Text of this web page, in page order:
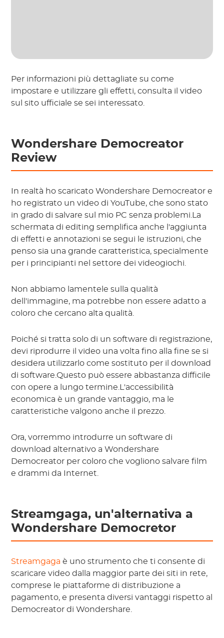
Per informazioni più dettagliate su come
impostare e utilizzare gli effetti, consulta il video
sul sito ufficiale se sei interessato.
Wondershare Democreator
Review
In realtà ho scaricato Wondershare Democreator e
ho registrato un video di YouTube, che sono stato
in grado di salvare sul mio PC senza problemi.La
schermata di editing semplifica anche l'aggiunta
di effetti e annotazioni se segui le istruzioni, che
penso sia una grande caratteristica, specialmente
per i principianti nel settore dei videogiochi.
Non abbiamo lamentele sulla qualità
dell'immagine, ma potrebbe non essere adatto a
coloro che cercano alta qualità.
Poiché si tratta solo di un software di registrazione,
devi riprodurre il video una volta fino alla fine se si
desidera utilizzarlo come sostituto per il download
di software.Questo può essere abbastanza difficile
con opere a lungo termine.L'accessibilità
economica è un grande vantaggio, ma le
caratteristiche valgono anche il prezzo.
Ora, vorremmo introdurre un software di
download alternativo a Wondershare
Democreator per coloro che vogliono salvare film
e drammi da Internet.
Streamgaga, un'alternativa a
Wondershare Democretor
Streamgagaè uno strumento che ti consente di
scaricare video dalla maggior parte dei siti in rete,
comprese le piattaforme di distribuzione a
pagamento, e presenta diversi vantaggi rispetto al
Democreator di Wondershare.